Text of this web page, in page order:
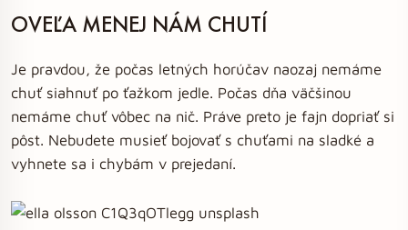
OVEĽA MENEJ NÁM CHUTÍ
Je pravdou, že počas letných horúčav naozaj nemáme
chuť siahnuť po ťažkom jedle. Počas dňa väčšinou
nemáme chuť vôbec na nič. Práve preto je fajn dopriať si
pôst. Nebudete musieť bojovať s chuťami na sladké a
vyhnete sa i chybám v prejedaní.